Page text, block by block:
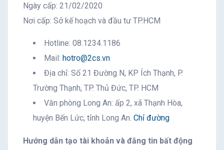
Ngày cấp: 21/02/2020
Nơi cấp: Sở kế hoạch và đầu tư TP.HCM
Hotline: 08.1234.1186
Mail: hotro@2cs.vn
Địa chỉ: Số 21 Đường N, KP Ích Thạnh, P.
Trường Thạnh, TP. Thủ Đức, TP. HCM
Văn phòng Long An: ấp 2, xã Thạnh Hòa,
huyện Bến Lức, tỉnh Long An. Chỉ đường
Hướng dẫn tạo tài khoản và đăng tin bất động